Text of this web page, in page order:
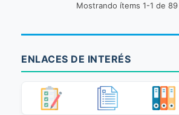
Mostrando ítems 1-1 de 89
ENLACES DE INTERÉS